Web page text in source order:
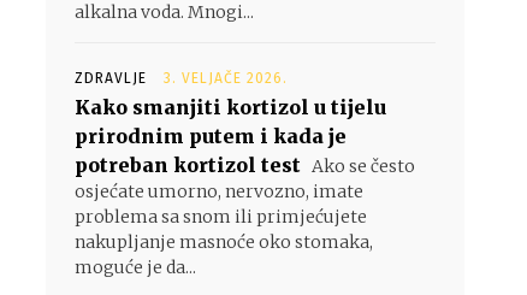
alkalna voda. Mnogi...
ZDRAVLJE 3. VELJAČE 2026.
Kako smanjiti kortizol u tijelu
prirodnim putem i kada je
potreban kortizol test Ako se često
osjećate umorno, nervozno, imate
problema sa snom ili primjećujete
nakupljanje masnoće oko stomaka,
moguće je da...